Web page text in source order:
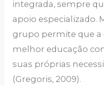
integrada, sempre
apoio especializado.
grupo permite que a
melhor educação
suas próprias
(Gregoris, 2009).